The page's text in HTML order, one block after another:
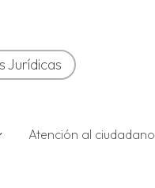
Jurídicas
Atención al ciudadano